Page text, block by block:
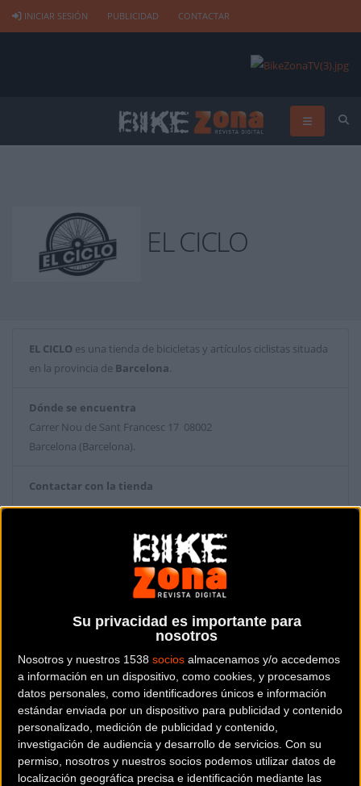
Su privacidad es importante para
nosotros
Nosotros y nuestros 1538 socios almacenamos y/o accedemos
a información en un dispositivo, como cookies, y procesamos
datos personales, como identificadores únicos e información
estándar enviada por un dispositivo para publicidad y contenido
personalizado, medición de publicidad y contenido,
investigación de audiencia y desarrollo de servicios. Con su
permiso, nosotros y nuestros socios podemos utilizar datos de
localización geográfica precisa e identificación mediante las
INICIAR SESIÓN PUBLICIDAD CONTACTAR
EL CICLO
EL CICLO es una tienda de bicicletas y artículos ciclistas situada
en la provincia de Barcelona.
Dónde se encuentra
Carrer Nou de Sant Francesc 17 08002
Barcelona (Barcelona).
Contactar con la tienda
936 24 39 20
Web y RRSS de la tienda